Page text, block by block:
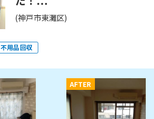
(神戸市東灘区)
不用品回収
AFTER